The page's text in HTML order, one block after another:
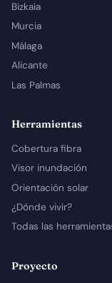
Bizkaia
Murcia
Málaga
Alicante
Las Palmas
Herramientas
Cobertura fibra
Visor inundación
Orientación solar
¿Dónde vivir?
Todas las
Proyecto